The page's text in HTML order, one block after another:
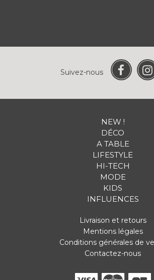
Suivez-nous
NEW !
DÉCO
A TABLE
LIFESTYLE
HI-TECH
MODE
KIDS
INFLUENCES
Livraison et retours
Mentions légales
Conditions générales de
Contactez-nous